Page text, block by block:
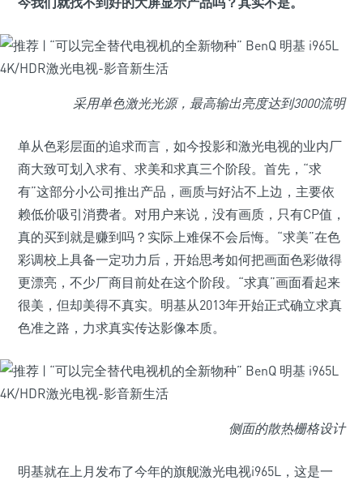
采用单色激光光源，最高输出亮度达到3000流明
单从色彩层面的追求而言，如今投影和激光电视的业内厂
商大致可划入求有、求美和求真三个阶段。首先，“求
有”这部分小公司推出产品，画质与好沾不上边，主要依
赖低价吸引消费者。对用户来说，没有画质，只有CP值，
真的买到就是赚到吗？实际上难保不会后悔。“求美”在色
彩调校上具备一定功力后，开始思考如何把画面色彩做得
更漂亮，不少厂商目前处在这个阶段。“求真”画面看起来
很美，但却美得不真实。明基从2013年开始正式确立求真
色准之路，力求真实传达影像本质。
侧面的散热栅格设计
明基就在上月发布了今年的旗舰激光电视i965L，这是一